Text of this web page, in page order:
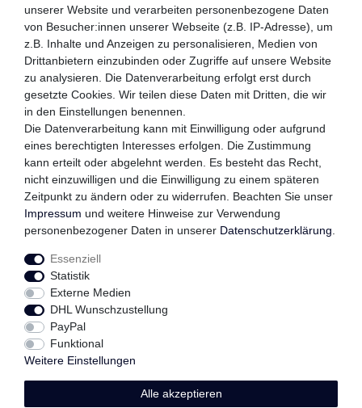
WIR VERSENDEN MIT
QUALITÄTSVERSPRECHEN
FOLGEN SIE UNS
Impressum
Widerrufs­recht Vertrag widerrufen
unserer Website und verarbeiten personenbezogene Daten
von Besucher:innen unserer Webseite (z.B. IP-Adresse), um
z.B. Inhalte und Anzeigen zu personalisieren, Medien von
Drittanbietern einzubinden oder Zugriffe auf unsere Website
zu analysieren. Die Datenverarbeitung erfolgt erst durch
gesetzte Cookies. Wir teilen diese Daten mit Dritten, die wir
in den Einstellungen benennen.
Die Datenverarbeitung kann mit Einwilligung oder aufgrund
eines berechtigten Interesses erfolgen. Die Zustimmung
kann erteilt oder abgelehnt werden. Es besteht das Recht,
nicht einzuwilligen und die Einwilligung zu einem späteren
Zeitpunkt zu ändern oder zu widerrufen. Beachten Sie unser
Impressum und weitere Hinweise zur Verwendung
personenbezogener Daten in unserer Daten­schutz­erklärung
Essenziell
Statistik
Externe Medien
DHL Wunschzustellung
PayPal
Funktional
Weitere Einstellungen
Alle akzeptieren